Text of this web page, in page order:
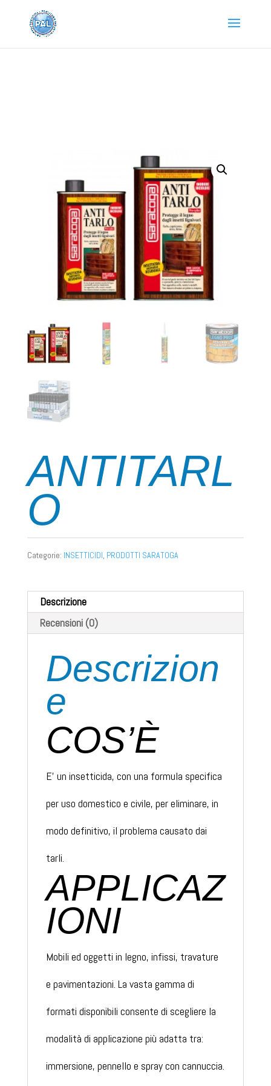
ANTITARL
O
Categorie: INSETTICIDI, PRODOTTI SARATOGA
Descrizione
Recensioni (0)
Descrizion
e
COS’È
E’ un insetticida, con una formula specifica
per uso domestico e civile, per eliminare, in
modo definitivo, il problema causato dai
tarli.
APPLICAZ
IONI
Mobili ed oggetti in legno, infissi, travature
e pavimentazioni. La vasta gamma di
formati disponibili consente di scegliere la
modalità di applicazione più adatta tra:
immersione, pennello e spray con cannuccia.